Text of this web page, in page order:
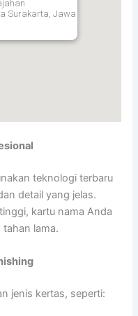
Surakarta, Jawa
teknologi terbaru
detail yang jelas.
kartu nama Anda
lama.
jenis kertas, seperti: